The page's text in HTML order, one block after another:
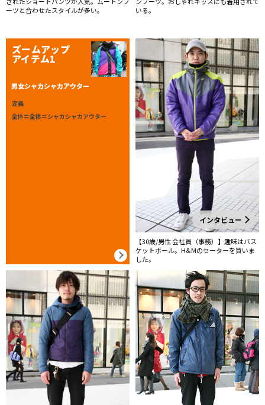
ーツと合わせたスタイルが多い。
いる。
ズームアップ
アイテム1
男女シャカシャカアウター
定義
全体＝全体＝シャカシャカアウター
インタビュー
【30歳/男性 会社員（事務）】趣味はバス
ケットボール。H&Mのセーターを買いま
した。